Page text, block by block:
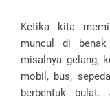
Ketika kita
muncul di
misalnya gelang,
mobil, bus,
berbentuk